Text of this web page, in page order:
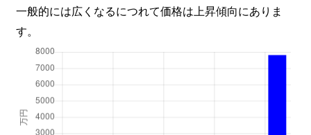
一般的には広くなるにつれて価格は上昇傾向にありま
す。